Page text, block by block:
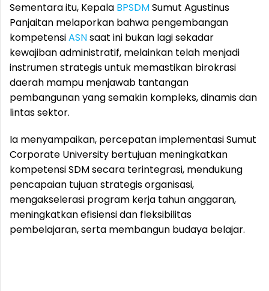
Sementara itu, Kepala BPSDMSumut Agustinus
Panjaitan melaporkan bahwa pengembangan
kompetensiASNsaat ini bukan lagi sekadar
kewajiban administratif, melainkan telah menjadi
instrumen strategis untuk memastikan birokrasi
daerah mampu menjawab tantangan
pembangunan yang semakin kompleks, dinamis dan
lintas sektor.
Ia menyampaikan, percepatan implementasi Sumut
Corporate University bertujuan meningkatkan
kompetensi SDM secara terintegrasi, mendukung
pencapaian tujuan strategis organisasi,
mengakselerasi program kerja tahun anggaran,
meningkatkan efisiensi dan fleksibilitas
pembelajaran, serta membangun budaya belajar.